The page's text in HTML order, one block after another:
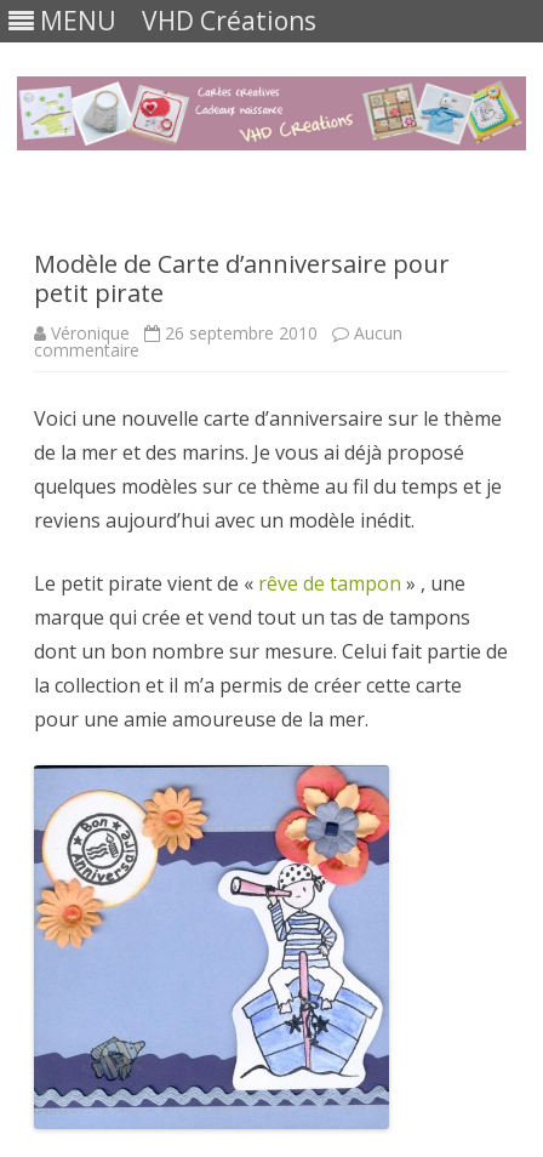
MENU VHD Créations
Modèle de Carte d’anniversaire pour
petit pirate
Véronique 26 septembre 2010 Aucun
commentaire sur
d’anniversaire
petit
Voici une nouvelle carte d’anniversaire sur le thème
de la mer et des marins. Je vous ai déjà proposé
quelques modèles sur ce thème au fil du temps et je
reviens aujourd’hui avec un modèle inédit.
Le petit pirate vient de « rêve de tampon » , une
marque qui crée et vend tout un tas de tampons
dont un bon nombre sur mesure. Celui fait partie de
la collection et il m’a permis de créer cette carte
pour une amie amoureuse de la mer.